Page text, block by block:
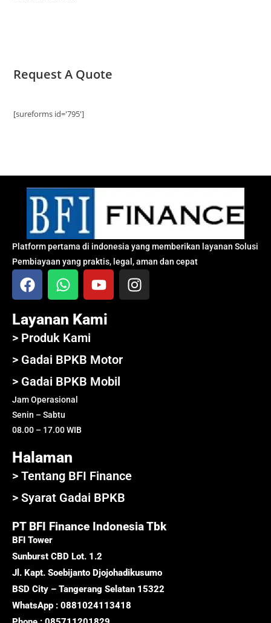
Request A Quote
[sureforms id='795']
Platform pertama di indonesia yang memberikan layanan Solusi
Pembiayaan yang praktis, legal, aman dan cepat
Layanan Kami
> Produk Kami
> Gadai BPKB Motor
> Gadai BPKB Mobil
Jam Operasional
Senin – Sabtu
08.00 – 17.00 WIB
Halaman
> Tentang BFI Finance
> Syarat Gadai BPKB
PT BFI Finance Indonesia Tbk
BFI Tower
Sunburst CBD Lot. 1.2
Jl. Kapt. Soebijanto Djojohadikusumo
BSD City – Tangerang Selatan 15322
WhatsApp : 0881024113418